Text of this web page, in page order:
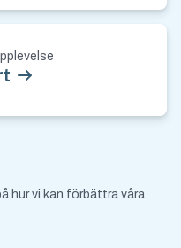
hur vi kan förbättra våra